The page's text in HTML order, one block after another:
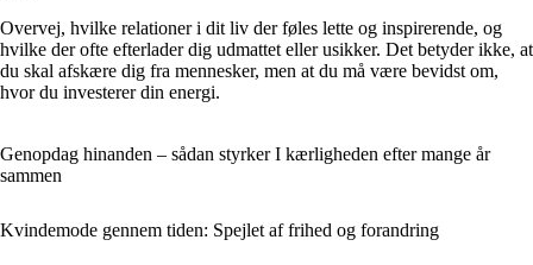
Overvej, hvilke relationer i dit liv der føles lette og inspirerende, og
hvilke der ofte efterlader dig udmattet eller usikker. Det betyder ikke, at
du skal afskære dig fra mennesker, men at du må være bevidst om,
hvor du investerer din energi.
Genopdag hinanden – sådan styrker I kærligheden efter mange år
sammen
Kvindemode gennem tiden: Spejlet af frihed og forandring